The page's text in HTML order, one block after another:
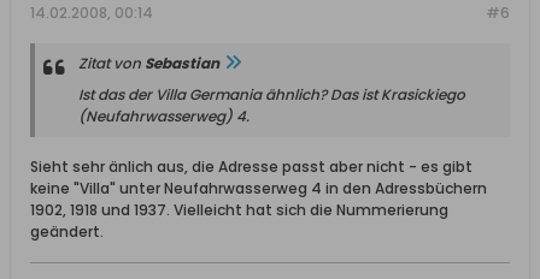
#6
14.02.2008, 00:14
Zitat von Sebastian
Ist das der Villa Germania ähnlich? Das ist Krasickiego
(Neufahrwasserweg) 4.
Sieht sehr änlich aus, die Adresse passt aber nicht - es gibt
keine "Villa" unter Neufahrwasserweg 4 in den Adressbüchern
1902, 1918 und 1937. Vielleicht hat sich die Nummerierung
geändert.